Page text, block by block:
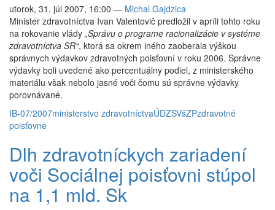
utorok, 31. júl 2007, 16:00 — Michal Gajdzica
Minister zdravotníctva Ivan Valentovič predložil v apríli tohto roku
na rokovanie vlády „Správu o programe racionalizácie v systéme
zdravotníctva SR“, ktorá sa okrem iného zaoberala výškou
správnych výdavkov zdravotných poisťovní v roku 2006. Správne
výdavky boli uvedené ako percentuálny podiel, z ministerského
materiálu však nebolo jasné voči čomu sú správne výdavky
porovnávané.
IB-07/2007ministerstvo zdravotníctvaÚDZSVšZPzdravotné
poisťovne
Dlh zdravotníckych zariadení
voči Sociálnej poisťovni stúpol
na 1,1 mld. Sk